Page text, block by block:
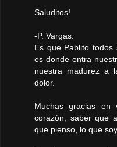
Saluditos!
-P. Vargas:
Es que Pablito
es donde entra
nuestra madurez a
dolor.
Muchas gracias en
corazón, saber que
que pienso, lo que soy.